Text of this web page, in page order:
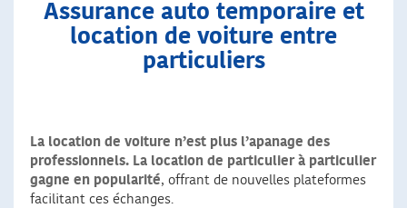
Assurance auto temporaire et
location de voiture entre
particuliers
La location de voiture n’est plus l’apanage des
professionnels. La location de particulier à particulier
gagne en popularité, offrant de nouvelles plateformes
facilitant ces échanges.